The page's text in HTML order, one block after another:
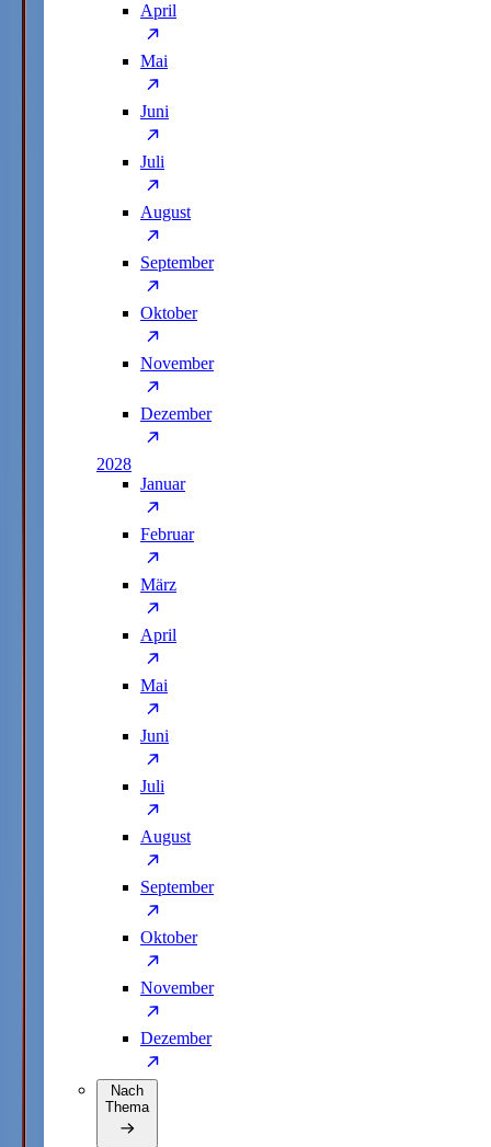
April
Mai
Juni
Juli
August
September
Oktober
November
Dezember
2028
Januar
Februar
März
April
Mai
Juni
Juli
August
September
Oktober
November
Dezember
Nach
Thema